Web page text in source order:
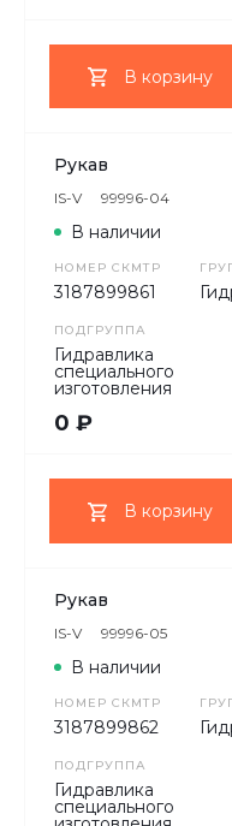
В корзину
Рукав
IS-V 99996-04
НОМЕР СКМТР
3187899861
ПОДГРУППА
Гидравлика
специального
изготовления
В наличии
0 ₽
В корзину
Рукав
IS-V 99996-05
НОМЕР СКМТР
3187899862
ПОДГРУППА
Гидравлика
специального
В наличии